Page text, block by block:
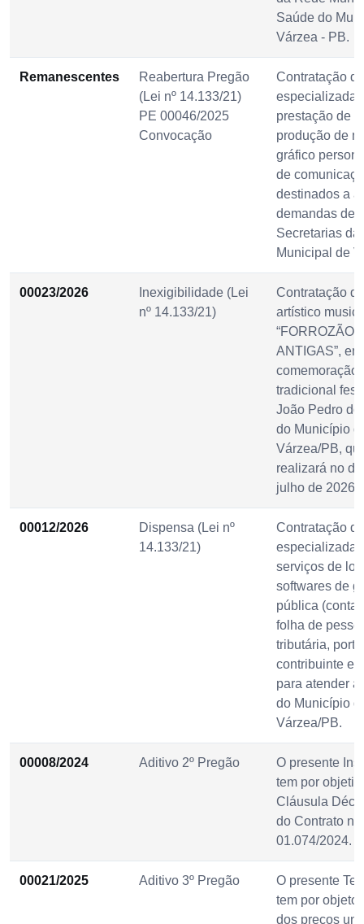
Saúde do
Várzea - PB.
Remanescentes
Reabertura Pregão
(Lei nº 14.133/21)
PE 00046/2025
Convocação
Contratação
especializada
prestação de
produção de
gráfico
de
destinados a
demandas de
Secretarias da
Municipal de
00023/2026
Inexigibilidade (Lei
nº 14.133/21)
Contratação
artístico
“FORROZÃO
ANTIGAS”, em
comemoração
tradicional
João Pedro
do Município
Várzea/PB,
realizará no
julho de 2026.
00012/2026
Dispensa (Lei nº
14.133/21)
Contratação
especializada
serviços de
softwares de
pública
folha de
tributária,
contribuinte e
para atender a
do Município
Várzea/PB.
00008/2024 Aditivo 2º Pregão
O presente
tem por
Cláusula
do Contrato nº
01.074/2024.
00021/2025 Aditivo 3º Pregão
O presente
tem por objeto
dos preços